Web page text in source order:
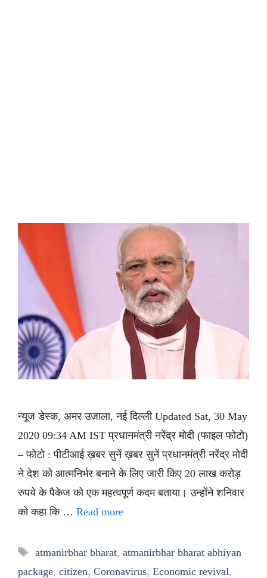
न्यूज डेस्क, अमर उजाला, नई दिल्ली Updated Sat, 30 May
2020 09:34 AM IST प्रधानमंत्री नरेंद्र मोदी (फाइल फोटो)
– फोटो : पीटीआई ख़बर सुनें ख़बर सुनें प्रधानमंत्री नरेंद्र मोदी
ने देश को आत्मनिर्भर बनाने के लिए जारी किए 20 लाख करोड़
रुपये के पैकेज को एक महत्वपूर्ण कदम बताया। उन्होंने शनिवार
को कहा कि … Read more
Tags
atmanirbhar bharat, atmanirbhar bharat abhiyan
package, citizen, Coronavirus, Economic revival,